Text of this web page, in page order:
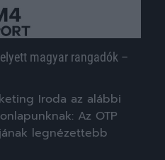
magyar rangadók –
Iroda az alábbi
Az OTP
legnézettebb